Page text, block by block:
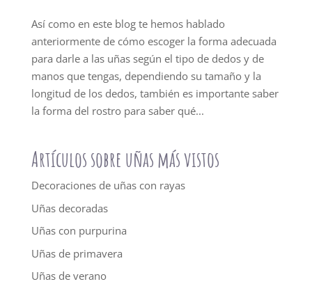
Así como en este blog te hemos hablado
anteriormente de cómo escoger la forma adecuada
para darle a las uñas según el tipo de dedos y de
manos que tengas, dependiendo su tamaño y la
longitud de los dedos, también es importante saber
la forma del rostro para saber qué...
Artículos sobre uñas más vistos
Decoraciones de uñas con rayas
Uñas decoradas
Uñas con purpurina
Uñas de primavera
Uñas de verano